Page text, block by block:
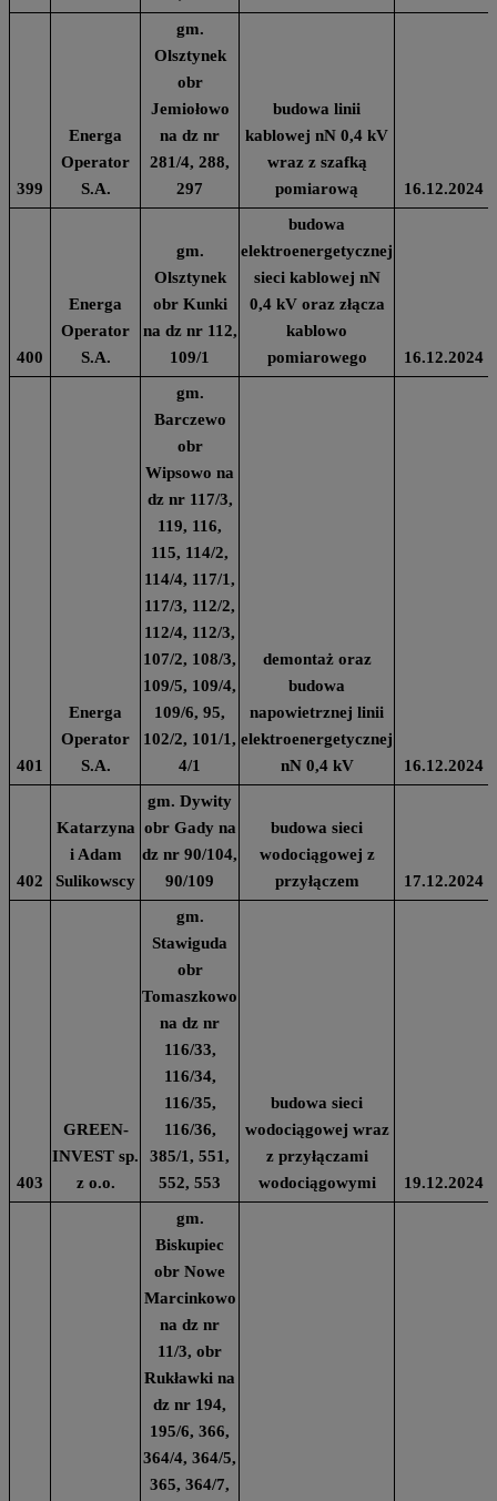
399
Energa
Operator
S.A.
gm.
Olsztynek
obr
Jemiołowo
na dz nr
281/4, 288,
297
budowa linii
kablowej nN 0,4 kV
wraz z szafką
pomiarową
16.12.2024
400
Energa
Operator
S.A.
gm.
Olsztynek
obr Kunki
na dz nr 112,
109/1
budowa
elektroenergetycznej
sieci kablowej nN
0,4 kV oraz złącza
kablowo
pomiarowego
16.12.2024
401
Energa
Operator
S.A.
gm.
Barczewo
obr
Wipsowo na
dz nr 117/3,
119, 116,
115, 114/2,
114/4, 117/1,
117/3, 112/2,
112/4, 112/3,
107/2, 108/3,
109/5, 109/4,
109/6, 95,
102/2, 101/1,
4/1
demontaż oraz
budowa
napowietrznej linii
elektroenergetycznej
nN 0,4 kV
16.12.2024
402
Katarzyna
i Adam
Sulikowscy
gm. Dywity
obr Gady na
dz nr 90/104,
90/109
budowa sieci
wodociągowej z
przyłączem
17.12.2024
403
GREEN-
INVEST sp.
z o.o.
gm.
Stawiguda
obr
Tomaszkowo
na dz nr
116/33,
116/34,
116/35,
116/36,
385/1, 551,
552, 553
budowa sieci
wodociągowej wraz
z przyłączami
wodociągowymi
19.12.2024
gm.
Biskupiec
obr Nowe
Marcinkowo
na dz nr
11/3, obr
Rukławki na
dz nr 194,
195/6, 366,
364/4, 364/5,
365, 364/7,